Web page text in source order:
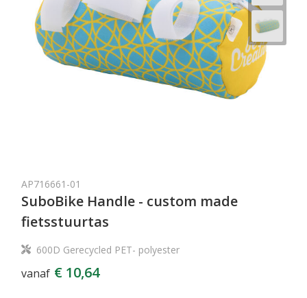
AP716661-01
SuboBike Handle - custom made
fietsstuurtas
600D Gerecycled PET- polyester
vanaf € 10,64